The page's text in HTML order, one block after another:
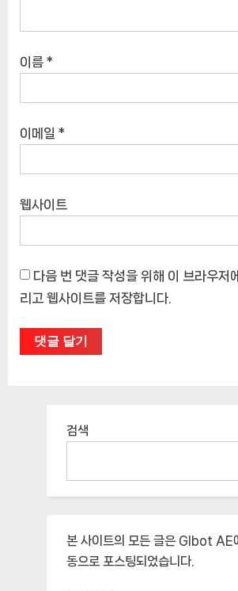
이름 *
이메일 *
웹사이트
다음 번 댓글 작성을 위해 이 브라우저
리고 웹사이트를 저장합니다.
검색
본 사이트의 모든 글은 Glbot AE
동으로 포스팅되었습니다.